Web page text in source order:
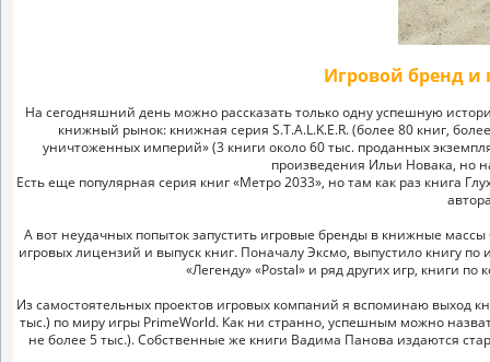
Игровой бренд и
На сегодняшний день можно рассказать только одну успешную
книжный рынок: книжная серия S.T.A.L.K.E.R. (более 80 книг,
уничтоженных империй» (3 книги около 60 тыс. проданных
произведения Ильи Новака, но
Есть еще популярная серия книг «Метро 2033», но там как раз книга
А вот неудачных попыток запустить игровые бренды в книжные
игровых лицензий и выпуск книг. Поначалу Эксмо, выпустило книгу
«Легенду» «Postal» и ряд других игр, книги
Из самостоятельных проектов игровых компаний я вспоминаю выход
тыс.) по миру игры PrimeWorld. Как ни странно, успешным можно
не более 5 тыс.). Собственные же книги Вадима Панова издаются